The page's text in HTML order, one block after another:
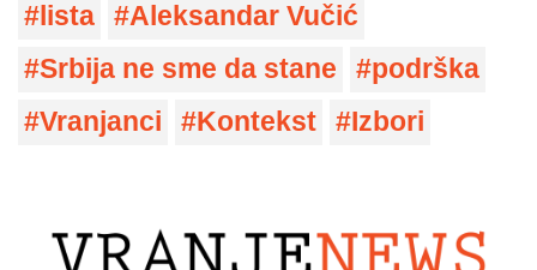
lista
Aleksandar Vučić
Srbija ne sme da stane
podrška
Vranjanci
Kontekst Izbori